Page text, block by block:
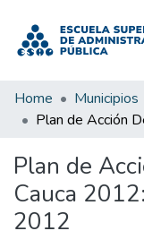
Home Municipios
Plan de
Cauca
2012